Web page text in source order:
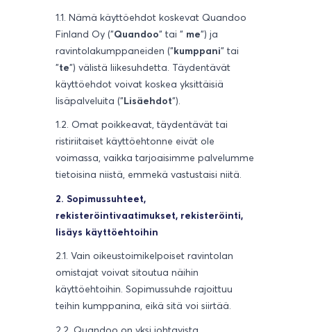
1.1. Nämä käyttöehdot koskevat Quandoo
Finland Oy ("Quandoo" tai " me") ja
ravintolakumppaneiden ("kumppani" tai
"te") välistä liikesuhdetta. Täydentävät
käyttöehdot voivat koskea yksittäisiä
lisäpalveluita ("Lisäehdot").
1.2. Omat poikkeavat, täydentävät tai
ristiriitaiset käyttöehtonne eivät ole
voimassa, vaikka tarjoaisimme palvelumme
tietoisina niistä, emmekä vastustaisi niitä.
2. Sopimussuhteet,
rekisteröintivaatimukset, rekisteröinti,
lisäys käyttöehtoihin
2.1. Vain oikeustoimikelpoiset ravintolan
omistajat voivat sitoutua näihin
käyttöehtoihin. Sopimussuhde rajoittuu
teihin kumppanina, eikä sitä voi siirtää.